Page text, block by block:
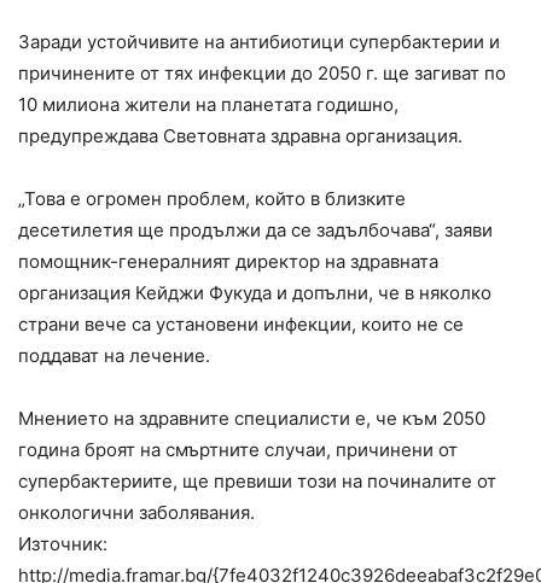
Заради устойчивите на антибиотици супербактерии и
причинените от тях инфекции до 2050 г. ще загиват по
10 милиона жители на планетата годишно,
предупреждава Световната здравна организация.
„Това е огромен проблем, който в близките
десетилетия ще продължи да се задълбочава“, заяви
помощник-генералният директор на здравната
организация Кейджи Фукуда и допълни, че в няколко
страни вече са установени инфекции, които не се
поддават на лечение.
Мнението на здравните специалисти е, че към 2050
година броят на смъртните случаи, причинени от
супербактериите, ще превиши този на починалите от
онкологични заболявания.
Източник: http://media.framar.bg/{7fe4032f1240c3926deeabaf3c2f29e02eeaf0bfa189f0f369debd285fbd3163}D0{7fe4032f1240c3926deeabaf3c2f29e02eeaf0bfa189f0f369debd285fbd3163}B7{7fe4032f1240c3926deeabaf3c2f29e02eeaf0bfa189f0f369debd285fbd3163}D0{7fe4032f1240c3926deeabaf3c2f29e02eeaf0bfa189f0f369debd285fbd3163}B4{7fe4032f1240c3926deeabaf3c2f29e02eeaf0bfa189f0f369debd285fbd3163}D1{7fe4032f1240c3926deeabaf3c2f29e02eeaf0bfa189f0f369debd285fbd3163}80{7fe4032f1240c3926deeabaf3c2f29e02eeaf0bfa189f0f369debd285fbd3163}D0{7fe4032f1240c3926deeabaf3c2f29e02eeaf0bfa189f0f369debd285fbd3163}B0{7fe4032f1240c3926deeabaf3c2f29e02eeaf0bfa189f0f369debd285fbd3163}D0{7fe4032f1240c3926deeabaf3c2f29e02eeaf0bfa189f0f369debd285fbd3163}B2{7fe4032f1240c3926deeabaf3c2f29e02eeaf0bfa189f0f369debd285fbd3163}D0{7fe4032f1240c3926deeabaf3c2f29e02eeaf0bfa189f0f369debd285fbd3163}BD{7fe4032f1240c3926deeabaf3c2f29e02eeaf0bfa189f0f369debd285fbd3163}D0{7fe4032f1240c3926deeabaf3c2f29e02eeaf0bfa189f0f369debd285fbd3163}B8-{7fe4032f1240c3926deeabaf3c2f29e02eeaf0bfa189f0f369debd285fbd3163}D0{7fe4032f1240c3926deeabaf3c2f29e02eeaf0bfa189f0f369debd285fbd3163}BD{7fe4032f1240c3926deeabaf3c2f29e02eeaf0bfa189f0f369debd285fbd3163}D0{7fe4032f1240c3926deeabaf3c2f29e02eeaf0bfa189f0f369debd285fbd3163}BE{7fe4032f1240c3926deeabaf3c2f29e02eeaf0bfa189f0f369debd285fbd3163}D0{7fe4032f1240c3926deeabaf3c2f29e02eeaf0bfa189f0f369debd285fbd3163}B2{7fe4032f1240c3926deeabaf3c2f29e02eeaf0bfa189f0f369debd285fbd3163}D0{7fe4032f1240c3926deeabaf3c2f29e02eeaf0bfa189f0f369debd285fbd3163}B8{7fe4032f1240c3926deeabaf3c2f29e02eeaf0bfa189f0f369debd285fbd3163}D0{7fe4032f1240c3926deeabaf3c2f29e02eeaf0bfa189f0f369debd285fbd3163}BD{7fe4032f1240c3926deeabaf3c2f29e02eeaf0bfa189f0f369debd285fbd3163}D0{7fe4032f1240c3926deeabaf3c2f29e02eeaf0bfa189f0f369debd285fbd3163}B8/{7fe4032f1240c3926deeabaf3c2f29e02eeaf0bfa189f0f369debd285fbd3163}D1{7fe4032f1240c3926deeabaf3c2f29e02eeaf0bfa189f0f369debd285fbd3163}81{7fe4032f1240c3926deeabaf3c2f29e02eeaf0bfa189f0f369debd285fbd3163}D0{7fe4032f1240c3926deeabaf3c2f29e02eeaf0bfa189f0f369debd285fbd3163}B7{7fe4032f1240c3926deeabaf3c2f29e02eeaf0bfa189f0f369debd285fbd3163}D0{7fe4032f1240c3926deeabaf3c2f29e02eeaf0bfa189f0f369debd285fbd3163}BE-{7fe4032f1240c3926deeabaf3c2f29e02eeaf0bfa189f0f369debd285fbd3163}D1{7fe4032f1240c3926deeabaf3c2f29e02eeaf0bfa189f0f369debd285fbd3163}83{7fe4032f1240c3926deeabaf3c2f29e02eeaf0bfa189f0f369debd285fbd3163}D1{7fe4032f1240c3926deeabaf3c2f29e02eeaf0bfa189f0f369debd285fbd3163}81{7fe4032f1240c3926deeabaf3c2f29e02eeaf0bfa189f0f369debd285fbd3163}D1{7fe4032f1240c3926deeabaf3c2f29e02eeaf0bfa189f0f369debd285fbd3163}82{7fe4032f1240c3926deeabaf3c2f29e02eeaf0bfa189f0f369debd285fbd3163}D0{7fe4032f1240c3926deeabaf3c2f29e02eeaf0bfa189f0f369debd285fbd3163}BE{7fe4032f1240c3926deeabaf3c2f29e02eeaf0bfa189f0f369debd285fbd3163}D0{7fe4032f1240c3926deeabaf3c2f29e02eeaf0bfa189f0f369debd285fbd3163}B9{7fe4032f1240c3926deeabaf3c2f29e02eeaf0bfa189f0f369debd285fbd3163}D1{7fe4032f1240c3926deeabaf3c2f29e02eeaf0bfa189f0f369debd285fbd3163}87{7fe4032f1240c3926deeabaf3c2f29e02eeaf0bfa189f0f369debd285fbd3163}D0{7fe4032f1240c3926deeabaf3c2f29e02eeaf0bfa189f0f369debd285fbd3163}B8{7fe4032f1240c3926deeabaf3c2f29e02eeaf0bfa189f0f369debd285fbd3163}D0{7fe4032f1240c3926deeabaf3c2f29e02eeaf0bfa189f0f369debd285fbd3163}B2{7fe4032f1240c3926deeabaf3c2f29e02eeaf0bfa189f0f369debd285fbd3163}D0{7fe4032f1240c3926deeabaf3c2f29e02eeaf0bfa189f0f369debd285fbd3163}B8{7fe4032f1240c3926deeabaf3c2f29e02eeaf0bfa189f0f369debd285fbd3163}D1{7fe4032f1240c3926deeabaf3c2f29e02eeaf0bfa189f0f369debd285fbd3163}82{7fe4032f1240c3926deeabaf3c2f29e02eeaf0bfa189f0f369debd285fbd3163}D0{7fe4032f1240c3926deeabaf3c2f29e02eeaf0bfa189f0f369debd285fbd3163}B5-{7fe4032f1240c3926deeabaf3c2f29e02eeaf0bfa189f0f369debd285fbd3163}D0{7fe4032f1240c3926deeabaf3c2f29e02eeaf0bfa189f0f369debd285fbd3163}BD{7fe4032f1240c3926deeabaf3c2f29e02eeaf0bfa189f0f369debd285fbd3163}D0{7fe4032f1240c3926deeabaf3c2f29e02eeaf0bfa189f0f369debd285fbd3163}B0-{7fe4032f1240c3926deeabaf3c2f29e02eeaf0bfa189f0f369debd285fbd3163}D0{7fe4032f1240c3926deeabaf3c2f29e02eeaf0bfa189f0f369debd285fbd3163}B0{7fe4032f1240c3926deeabaf3c2f29e02eeaf0bfa189f0f369debd285fbd3163}D0{7fe4032f1240c3926deeabaf3c2f29e02eeaf0bfa189f0f369debd285fbd3163}BD{7fe4032f1240c3926deeabaf3c2f29e02eeaf0bfa189f0f369debd285fbd3163}D1{7fe4032f1240c3926deeabaf3c2f29e02eeaf0bfa189f0f369debd285fbd3163}82{7fe4032f1240c3926deeabaf3c2f29e02eeaf0bfa189f0f369debd285fbd3163}D0{7fe4032f1240c3926deeabaf3c2f29e02eeaf0bfa189f0f369debd285fbd3163}B8{7fe4032f1240c3926deeabaf3c2f29e02eeaf0bfa189f0f369debd285fbd3163}D0{7fe4032f1240c3926deeabaf3c2f29e02eeaf0bfa189f0f369debd285fbd3163}B1{7fe4032f1240c3926deeabaf3c2f29e02eeaf0bfa189f0f369debd285fbd3163}D0{7fe4032f1240c3926deeabaf3c2f29e02eeaf0bfa189f0f369debd285fbd3163}B8{7fe4032f1240c3926deeabaf3c2f29e02eeaf0bfa189f0f369debd285fbd3163}D0{7fe4032f1240c3926deeabaf3c2f29e02eeaf0bfa189f0f369debd285fbd3163}BE{7fe4032f1240c3926deeabaf3c2f29e02eeaf0bfa189f0f369debd285fbd3163}D1{7fe4032f1240c3926deeabaf3c2f29e02eeaf0bfa189f0f369debd285fbd3163}82{7fe4032f1240c3926deeabaf3c2f29e02eeaf0bfa189f0f369debd285fbd3163}D0{7fe4032f1240c3926deeabaf3c2f29e02eeaf0bfa189f0f369debd285fbd3163}B8{7fe4032f1240c3926deeabaf3c2f29e02eeaf0bfa189f0f369debd285fbd3163}D1{7fe4032f1240c3926deeabaf3c2f29e02eeaf0bfa189f0f369debd285fbd3163}86{7fe4032f1240c3926deeabaf3c2f29e02eeaf0bfa189f0f369debd285fbd3163}D0{7fe4032f1240c3926deeabaf3c2f29e02eeaf0bfa189f0f369debd285fbd3163}B8-{7fe4032f1240c3926deeabaf3c2f29e02eeaf0bfa189f0f369debd285fbd3163}D1{7fe4032f1240c3926deeabaf3c2f29e02eeaf0bfa189f0f369debd285fbd3163}81{7fe4032f1240c3926deeabaf3c2f29e02eeaf0bfa189f0f369debd285fbd3163}D1{7fe4032f1240c3926deeabaf3c2f29e02eeaf0bfa189f0f369debd285fbd3163}83{7fe4032f1240c3926deeabaf3c2f29e02eeaf0bfa189f0f369debd285fbd3163}D0{7fe4032f1240c3926deeabaf3c2f29e02eeaf0bfa189f0f369debd285fbd3163}BF{7fe4032f1240c3926deeabaf3c2f29e02eeaf0bfa189f0f369debd285fbd3163}D0{7fe4032f1240c3926deeabaf3c2f29e02eeaf0bfa189f0f369debd285fbd3163}B5{7fe4032f1240c3926deeabaf3c2f29e02eeaf0bfa189f0f369debd285fbd3163}D1{7fe4032f1240c3926deeabaf3c2f29e02eeaf0bfa189f0f369debd285fbd3163}80{7fe4032f1240c3926deeabaf3c2f29e02eeaf0bfa189f0f369debd285fbd3163}D0{7fe4032f1240c3926deeabaf3c2f29e02eeaf0bfa189f0f369debd285fbd3163}B1{7fe4032f1240c3926deeabaf3c2f29e02eeaf0bfa189f0f369debd285fbd3163}D0{7fe4032f1240c3926deeabaf3c2f29e02eeaf0bfa189f0f369debd285fbd3163}B0{7fe4032f1240c3926deeabaf3c2f29e02eeaf0bfa189f0f369debd285fbd3163}D0{7fe4032f1240c3926deeabaf3c2f29e02eeaf0bfa189f0f369debd285fbd3163}BA{7fe4032f1240c3926deeabaf3c2f29e02eeaf0bfa189f0f369debd285fbd3163}D1{7fe4032f1240c3926deeabaf3c2f29e02eeaf0bfa189f0f369debd285fbd3163}82{7fe4032f1240c3926deeabaf3c2f29e02eeaf0bfa189f0f369debd285fbd3163}D0{7fe4032f1240c3926deeabaf3c2f29e02eeaf0bfa189f0f369debd285fbd3163}B5{7fe4032f1240c3926deeabaf3c2f29e02eeaf0bfa189f0f369debd285fbd3163}D1{7fe4032f1240c3926deeabaf3c2f29e02eeaf0bfa189f0f369debd285fbd3163}80{7fe4032f1240c3926deeabaf3c2f29e02eeaf0bfa189f0f369debd285fbd3163}D0{7fe4032f1240c3926deeabaf3c2f29e02eeaf0bfa189f0f369debd285fbd3163}B8{7fe4032f1240c3926deeabaf3c2f29e02eeaf0bfa189f0f369debd285fbd3163}D0{7fe4032f1240c3926deeabaf3c2f29e02eeaf0bfa189f0f369debd285fbd3163}B8-{7fe4032f1240c3926deeabaf3c2f29e02eeaf0bfa189f0f369debd285fbd3163}D1{7fe4032f1240c3926deeabaf3c2f29e02eeaf0bfa189f0f369debd285fbd3163}81{7fe4032f1240c3926deeabaf3c2f29e02eeaf0bfa189f0f369debd285fbd3163}D0{7fe4032f1240c3926deeabaf3c2f29e02eeaf0bfa189f0f369debd285fbd3163}B5-{7fe4032f1240c3926deeabaf3c2f29e02eeaf0bfa189f0f369debd285fbd3163}D0{7fe4032f1240c3926deeabaf3c2f29e02eeaf0bfa189f0f369debd285fbd3163}BF{7fe4032f1240c3926deeabaf3c2f29e02eeaf0bfa189f0f369debd285fbd3163}D1{7fe4032f1240c3926deeabaf3c2f29e02eeaf0bfa189f0f369debd285fbd3163}80{7fe4032f1240c3926deeabaf3c2f29e02eeaf0bfa189f0f369debd285fbd3163}D0{7fe4032f1240c3926deeabaf3c2f29e02eeaf0bfa189f0f369debd285fbd3163}B5{7fe4032f1240c3926deeabaf3c2f29e02eeaf0bfa189f0f369debd285fbd3163}D0{7fe4032f1240c3926deeabaf3c2f29e02eeaf0bfa189f0f369debd285fbd3163}B2{7fe4032f1240c3926deeabaf3c2f29e02eeaf0bfa189f0f369debd285fbd3163}D1{7fe4032f1240c3926deeabaf3c2f29e02eeaf0bfa189f0f369debd285fbd3163}80{7fe4032f1240c3926deeabaf3c2f29e02eeaf0bfa189f0f369debd285fbd3163}D1{7fe4032f1240c3926deeabaf3c2f29e02eeaf0bfa189f0f369debd285fbd3163}8A{7fe4032f1240c3926deeabaf3c2f29e02eeaf0bfa189f0f369debd285fbd3163}D1{7fe4032f1240c3926deeabaf3c2f29e02eeaf0bfa189f0f369debd285fbd3163}89{7fe4032f1240c3926deeabaf3c2f29e02eeaf0bfa189f0f369debd285fbd3163}D0{7fe4032f1240c3926deeabaf3c2f29e02eeaf0bfa189f0f369debd285fbd3163}B0{7fe4032f1240c3926deeabaf3c2f29e02eeaf0bfa189f0f369debd285fbd3163}D1{7fe4032f1240c3926deeabaf3c2f29e02eeaf0bfa189f0f369debd285fbd3163}82-{7fe4032f1240c3926deeabaf3c2f29e02eeaf0bfa189f0f369debd285fbd3163}D0{7fe4032f1240c3926deeabaf3c2f29e02eeaf0bfa189f0f369debd285fbd3163}B2-{7fe4032f1240c3926deeabaf3c2f29e02eeaf0bfa189f0f369debd285fbd3163}D0{7fe4032f1240c3926deeabaf3c2f29e02eeaf0bfa189f0f369debd285fbd3163}B3{7fe4032f1240c3926deeabaf3c2f29e02eeaf0bfa189f0f369debd285fbd3163}D0{7fe4032f1240c3926deeabaf3c2f29e02eeaf0bfa189f0f369debd285fbd3163}BB{7fe4032f1240c3926deeabaf3c2f29e02eeaf0bfa189f0f369debd285fbd3163}D0{7fe4032f1240c3926deeabaf3c2f29e02eeaf0bfa189f0f369debd285fbd3163}BE{7fe4032f1240c3926deeabaf3c2f29e02eeaf0bfa189f0f369debd285fbd3163}D0{7fe4032f1240c3926deeabaf3c2f29e02eeaf0bfa189f0f369debd285fbd3163}B1{7fe4032f1240c3926deeabaf3c2f29e02eeaf0bfa189f0f369debd285fbd3163}D0{7fe4032f1240c3926deeabaf3c2f29e02eeaf0bfa189f0f369debd285fbd3163}B0{7fe4032f1240c3926deeabaf3c2f29e02eeaf0bfa189f0f369debd285fbd3163}D0{7fe4032f1240c3926deeabaf3c2f29e02eeaf0bfa189f0f369debd285fbd3163}BB{7fe4032f1240c3926deeabaf3c2f29e02eeaf0bfa189f0f369debd285fbd3163}D0{7fe4032f1240c3926deeabaf3c2f29e02eeaf0bfa189f0f369debd285fbd3163}B5{7fe4032f1240c3926deeabaf3c2f29e02eeaf0bfa189f0f369debd285fbd3163}D0{7fe4032f1240c3926deeabaf3c2f29e02eeaf0bfa189f0f369debd285fbd3163}BD-{7fe4032f1240c3926deeabaf3c